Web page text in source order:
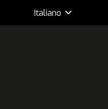
Italiano